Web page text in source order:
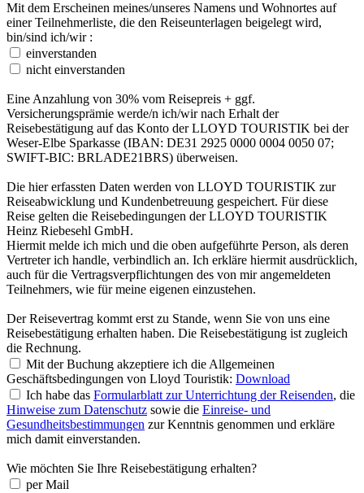
Mit dem Erscheinen meines/unseres Namens und Wohnortes auf
einer Teilnehmerliste, die den Reiseunterlagen beigelegt wird,
bin/sind ich/wir :
einverstanden
nicht einverstanden
Eine Anzahlung von 30% vom Reisepreis + ggf.
Versicherungsprämie werde/n ich/wir nach Erhalt der
Reisebestätigung auf das Konto derLLOYD TOURISTIK bei der
Weser-Elbe Sparkasse (IBAN: DE31 2925 0000 0004 0050 07;
SWIFT-BIC: BRLADE21BRS) überweisen.
Die hier erfassten Daten werden von LLOYD TOURISTIK zur
Reiseabwicklung und Kundenbetreuung gespeichert. Für diese
Reise gelten die Reisebedingungen derLLOYD TOURISTIK
Heinz Riebesehl GmbH.
Hiermit melde ich mich und die oben aufgeführte Person, als deren
Vertreter ich handle, verbindlich an. Ich erkläre hiermit ausdrücklich,
auch für die Vertragsverpflichtungen des von mir angemeldeten
Teilnehmers, wie für meine eigenen einzustehen.
Der Reisevertrag kommt erst zu Stande, wenn Sie von uns eine
Reisebestätigung erhalten haben. Die Reisebestätigung ist zugleich
die Rechnung.
Mit der Buchung akzeptiere ich die Allgemeinen
Geschäftsbedingungen von Lloyd Touristik: Download
Ich habe das Formularblatt zur Unterrichtung der Reisenden, die
Hinweise zum Datenschutz sowie die Einreise- und
Gesundheitsbestimmungen zur Kenntnis genommen und erkläre
mich damit einverstanden.
Wie möchten Sie Ihre Reisebestätigung erhalten?
per Mail